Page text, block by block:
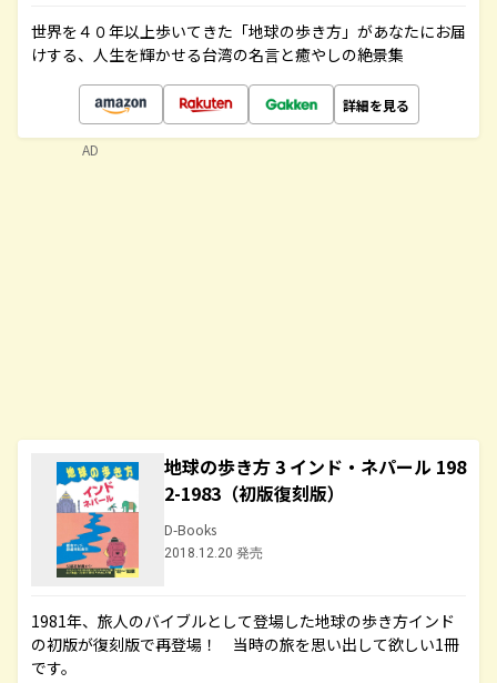
世界を４０年以上歩いてきた「地球の歩き方」があなたにお届
けする、人生を輝かせる台湾の名言と癒やしの絶景集
詳細を見る
地球の歩き方 3 インド・ネパール 198
2-1983（初版復刻版）
D-Books
2018.12.20 発売
1981年、旅人のバイブルとして登場した地球の歩き方インド
の初版が復刻版で再登場！ 当時の旅を思い出して欲しい1冊
です。
AD